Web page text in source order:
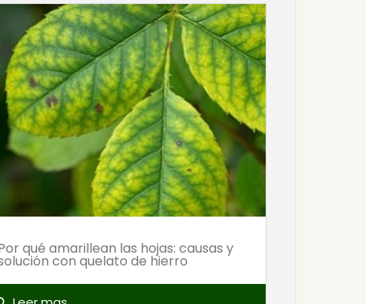
qué amarillean las hojas: causas y
con quelato de hierro